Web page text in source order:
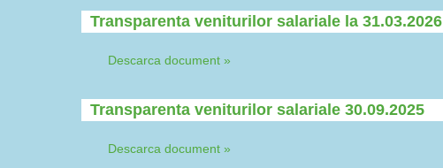
Transparenta veniturilor salariale la 31.03.2026
Descarca document »
Transparenta veniturilor salariale 30.09.2025
Descarca document »